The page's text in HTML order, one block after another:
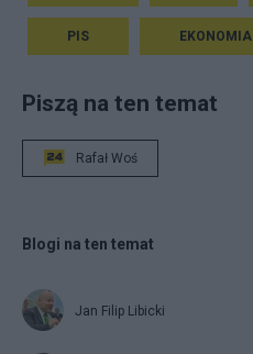
PIS EKONOMIA
Piszą na ten temat
Rafał Woś
Blogi na ten temat
Jan Filip Libicki